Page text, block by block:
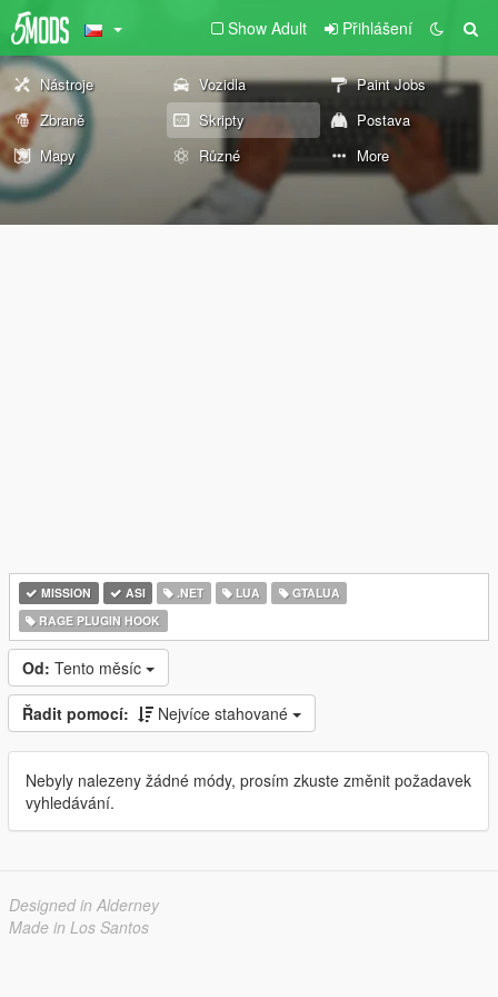
Show Adult Přihlášení
Nástroje Vozidla
Paint Jobs
Zbraně
Skripty
Postava
Mapy
Různé More
MISSION ASI .NET LUA
GTALUA
RAGE PLUGIN HOOK
Od: Tento měsíc
Řadit pomocí: Nejvíce stahované
Nebyly nalezeny žádné módy, prosím zkuste změnit požadavek
vyhledávání.
Designed in Alderney
Made in Los Santos